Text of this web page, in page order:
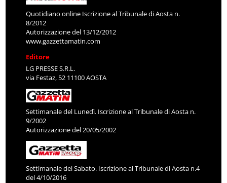
Quotidiano online Iscrizione al Tribunale di Aosta n.
8/2012
Autorizzazione del 13/12/2012
www.gazzettamatin.com
Editore
LG PRESSE S.R.L.
via Festaz, 52 11100 AOSTA
Settimanale del Lunedì. Iscrizione al Tribunale di Aosta n.
9/2002
Autorizzazione del 20/05/2002
Settimanale del Sabato. Iscrizione al Tribunale di Aosta n.4
del 4/10/2016